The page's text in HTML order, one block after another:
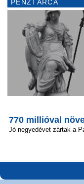
PÉNZTÁRCA
770 millióval
Jó negyedévet zártak a